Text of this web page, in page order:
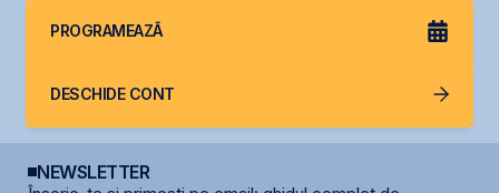
PROGRAMEAZĂ
DESCHIDE CONT
NEWSLETTER